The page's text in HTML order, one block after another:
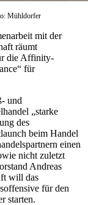
Mühldorfer
mit der
räumt
die Affinity-
für
und
„starke
des
beim Handel
einen
nicht zuletzt
Andreas
will das
für den
starten.